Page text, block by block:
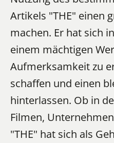
Artikels "THE" einen
machen. Er hat sich
einem mächtigen
Aufmerksamkeit zu
schaffen und einen
hinterlassen. Ob in
Filmen,
"THE" hat sich als